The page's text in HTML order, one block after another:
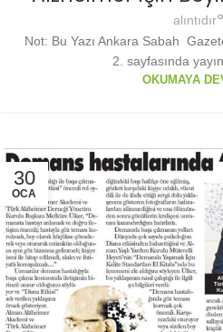
alıntıdır
Not: Bu Yazı Ankara Sabah
2. sayfasında
OKUMAYA
30
OCA